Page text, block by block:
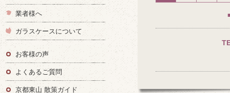
業者様へ
ガラスケースについて
お客様の声
よくあるご質問
京都東山 散策ガイド